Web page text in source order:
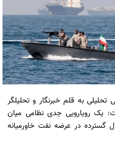
تحلیلی به قلم خبرنگار و تحلیلگر
یک رویارویی جدی نظامی میان
گسترده در عرضه نفت خاورمیانه